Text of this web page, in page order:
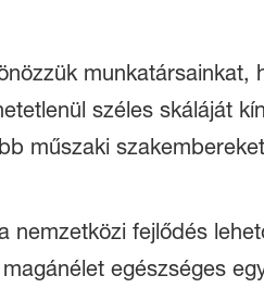
munkatársainkat,
széles skáláját
műszaki
nemzetközi fejlődés
egészséges